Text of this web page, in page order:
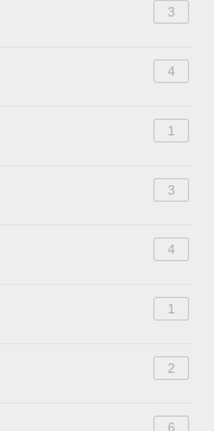
3
4
1
3
4
1
2
6